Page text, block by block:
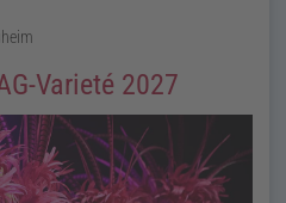
Varieté 2027